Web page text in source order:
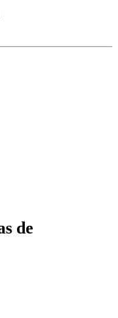
de